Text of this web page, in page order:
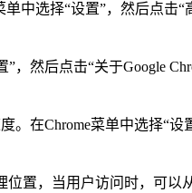
中选择“设置”，然后点击“
然后点击“关于Google
在Chrome菜单中选择“设
置，当用户访问时，可以